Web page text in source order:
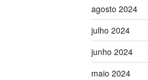
agosto 2024
julho 2024
junho 2024
maio 2024